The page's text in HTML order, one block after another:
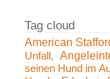
American
Unfall
seinen Hund im